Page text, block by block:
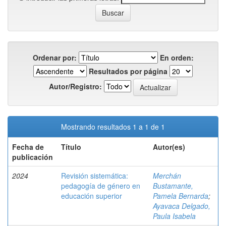
Ordenar por:
En orden:
Resultados por página
Autor/Registro:
Mostrando resultados 1 a 1 de 1
Fecha de
publicación
Título Autor(es)
2024
Revisión sistemática:
pedagogía de género en
educación superior
Merchán
Bustamante,
Pamela Bernarda;
Ayavaca Delgado,
Paula Isabela